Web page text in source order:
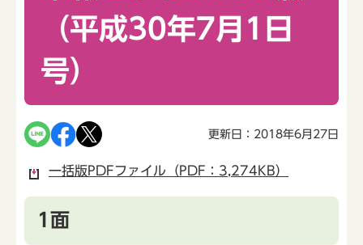
（平成30年7月1日
号）
更新日：2018年6月27日
一括版PDFファイル（PDF：3,274KB）
1面